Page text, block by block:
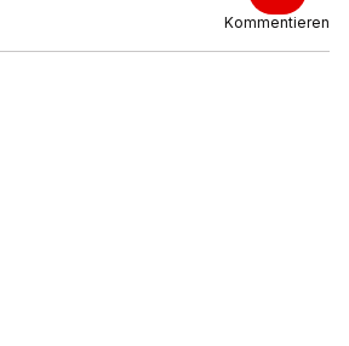
Kommentieren